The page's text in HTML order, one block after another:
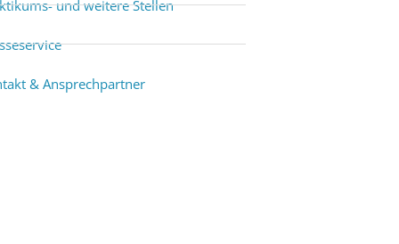
und weitere Stellen
& Ansprechpartner